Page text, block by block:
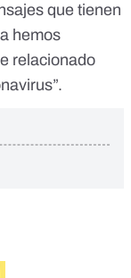
que tienen
hemos
relacionado